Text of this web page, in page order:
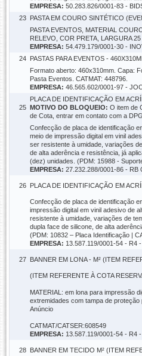
EMPRESA: 50.283.826/0001-83 -
23 PASTA EM COURO SINTÉTICO
PASTA EVENTOS, MATERIAL
RELEVO, COR PRETA, LARGURA
EMPRESA: 54.479.179/0001-30 -
24 PASTAS PARA EVENTOS -
Formato aberto: 460x310mm. Capa:
Pasta Eventos. CATMAT: 448796.
EMPRESA: 46.565.602/0001-97 -
25
PLACA DE IDENTIFICAÇÃO EM
MOTIVO DO BLOQUEIO: O item de
de Cota, entrar em contato com a
Confecção de placa de identificação
meio de impressão digital em vinil
ser resistente à umidade, variações
de alta aderência e resistência, já
(dez) unidades. (PDM: 15988 -
EMPRESA: 27.232.288/0001-86 - RB
26 PLACA DE IDENTIFICAÇÃO EM
Confecção de placa de identificação
impressão digital em vinil adesivo de
resistente à umidade, variações de
dupla face de silicone, de alta
(PDM: 10832 – Placa Identificação |
EMPRESA: 13.587.119/0001-54 - R4
27 BANNER EM LONA - M² (ITEM
(ITEM REFERENTE À COTA
MATERIAL: em lona para impressão
extremidades com tampa de
Anúncio
CATMAT/CATSER:608549
EMPRESA: 13.587.119/0001-54 - R4
28 BANNER EM TECIDO M² (ITEM